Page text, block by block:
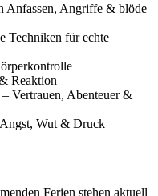
Anfassen, Angriffe & blöde
Techniken für echte
Reaktion
– Vertrauen, Abenteuer &
Wut & Druck
Ferien stehen aktuell